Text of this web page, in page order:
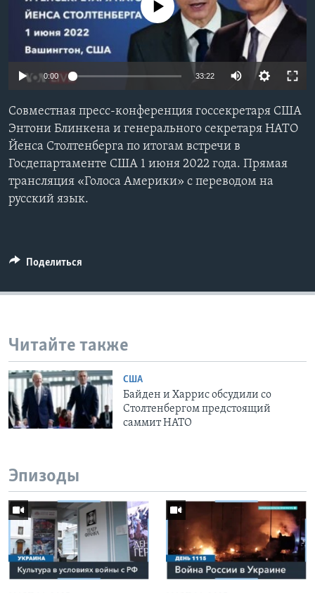
Learning English
СОЦИАЛЬНЫЕ СЕТИ
Языки
No media source currently available
0:00 33:22
Совместная пресс-конференция госсекретаря США
Энтони Блинкена и генерального секретаря НАТО
Йенса Столтенберга по итогам встречи в
Госдепартаменте США 1 июня 2022 года. Прямая
трансляция «Голоса Америки» с переводом на
русский язык.
Поделиться
Читайте также
США
Байден и Харрис обсудили со
Столтенбергом предстоящий
саммит НАТО
Эпизоды